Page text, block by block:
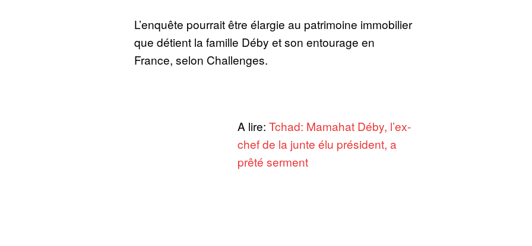
L’enquête pourrait être élargie au patrimoine immobilier
que détient la famille Déby et son entourage en
France, selon Challenges.
A lire: Tchad: Mamahat Déby, l’ex-
chef de la junte élu président, a
prêté serment